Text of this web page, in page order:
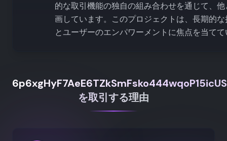
的な取引機能の独自の組み合わせを通じて、
画しています。このプロジェクトは、長期的
とユーザーのエンパワーメントに焦点を当て
を取引する理由